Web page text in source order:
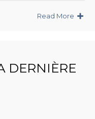
Read More
DERNIÈRE